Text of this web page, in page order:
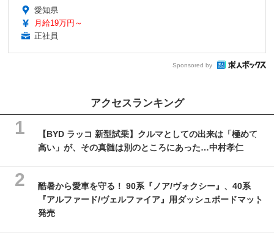
愛知県
月給19万円～
正社員
Sponsored by
アクセスランキング
【BYD ラッコ 新型試乗】クルマとしての出来は「極めて
高い」が、その真髄は別のところにあった…中村孝仁
酷暑から愛車を守る！ 90系『ノア/ヴォクシー』、40系
『アルファード/ヴェルファイア』用ダッシュボードマット
発売